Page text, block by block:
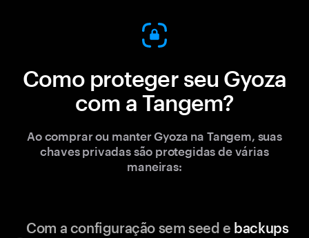
Como proteger seu Gyoza
com a Tangem?
Ao comprar ou manter Gyoza na Tangem, suas
chaves privadas são protegidas de várias
maneiras:
Com a configuração sem seed e backups